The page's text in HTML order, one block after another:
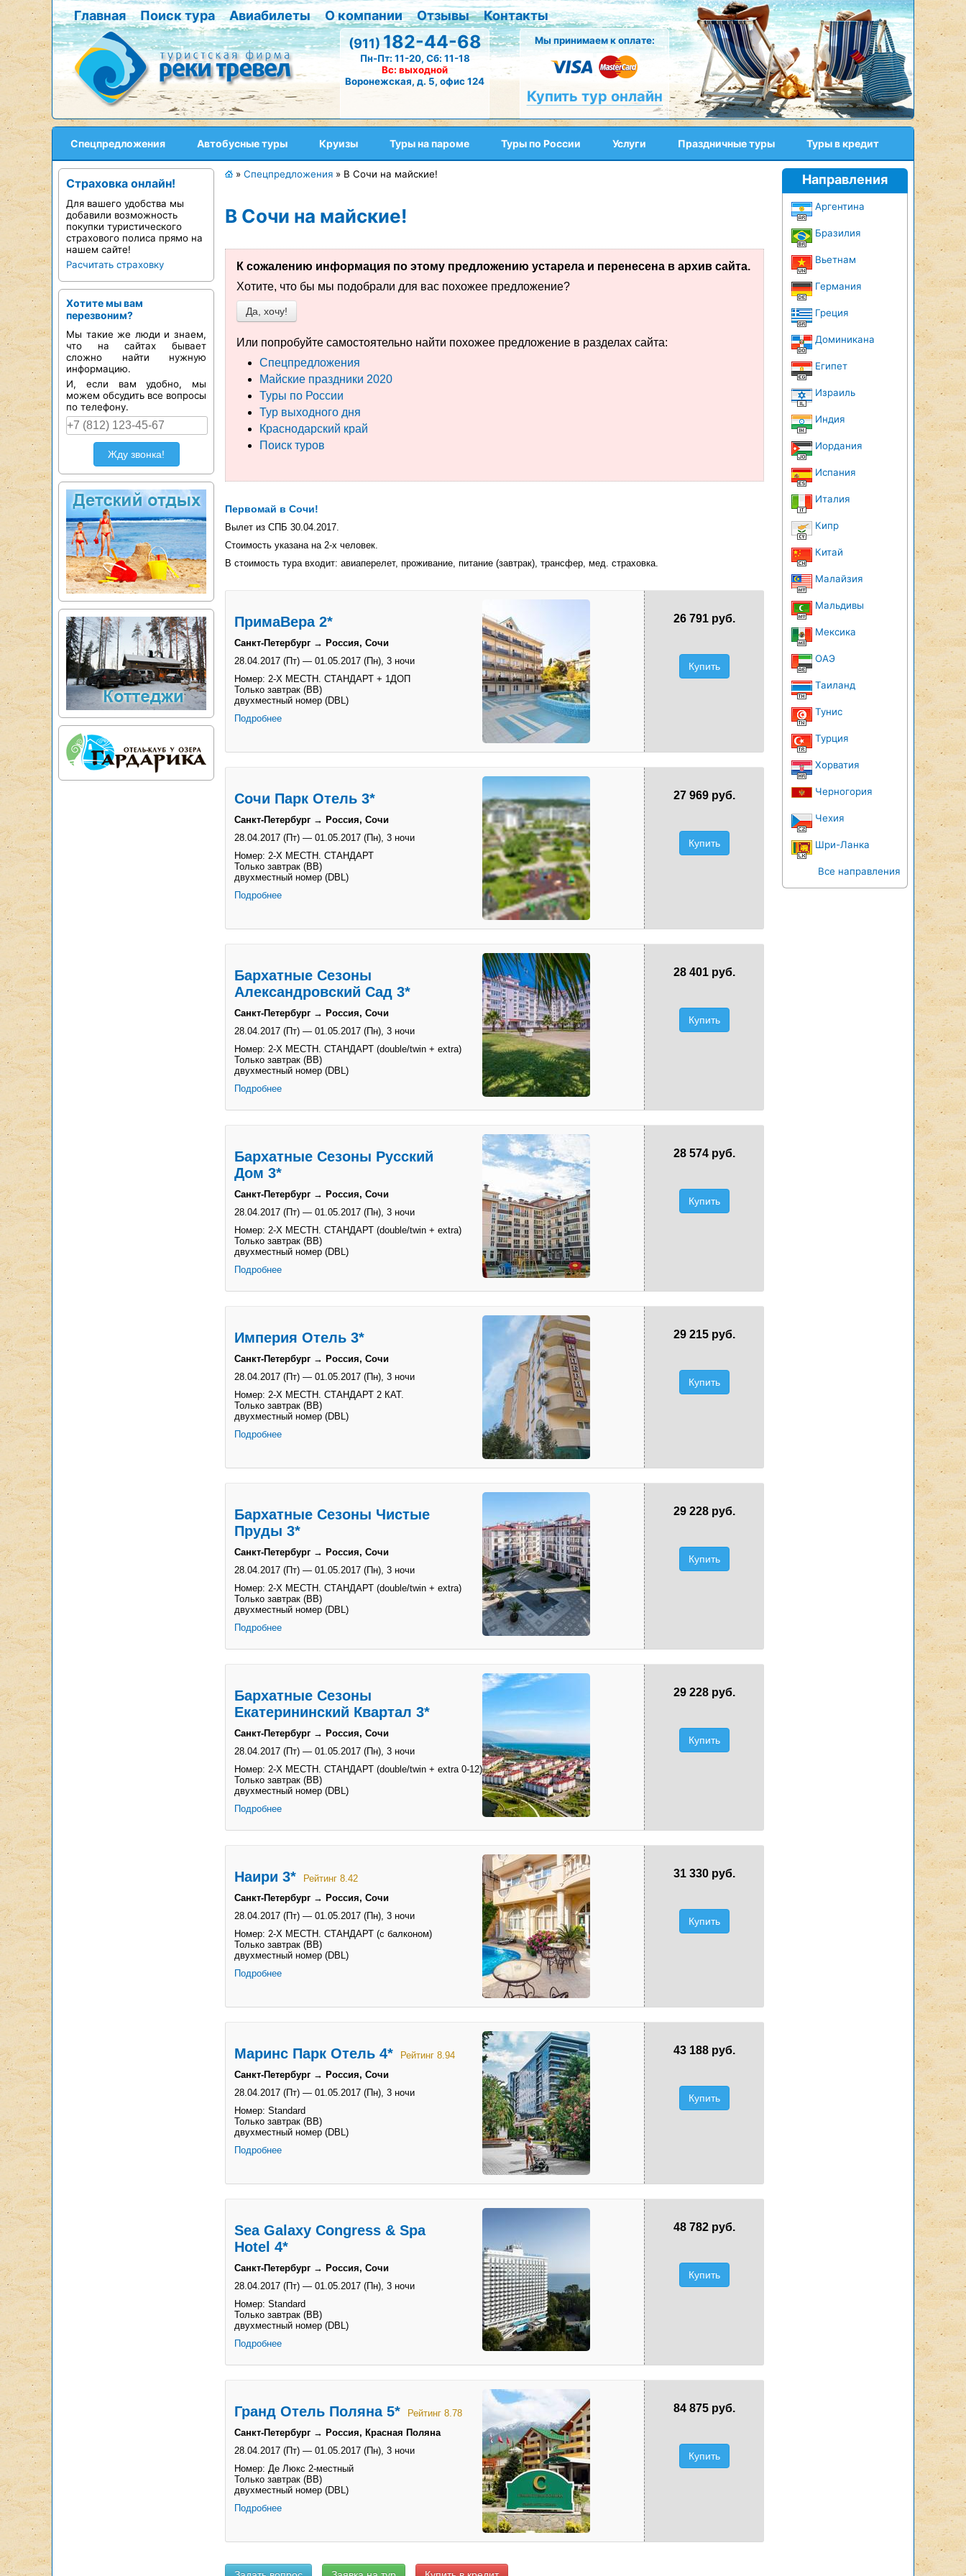
Главная Поиск тура Авиабилеты О компании Отзывы
Контакты
(911)182-44-68
Пн-Пт: 11-20, Сб: 11-18
Вс: выходной
Воронежская, д. 5, офис 124
Мы принимаем к оплате:
Купить тур онлайн
Спецпредложения Автобусные туры Круизы Туры на пароме Туры по России Услуги Праздничные туры Туры в кредит
Страховка онлайн!
Для вашего удобства мы
добавили возможность
покупки туристического
страхового полиса прямо на
нашем сайте!
Расчитать страховку
Хотите мы вам
перезвоним?
Мы такие же люди и знаем,
что на сайтах бывает
сложно найти нужную
информацию.
И, если вам удобно, мы
можем обсудить все вопросы
по телефону.
Жду звонка!
» Спецпредложения » В Сочи на майские!
В Сочи на майские!
К сожалению информация по этому предложению устарела и перенесена в архив сайта.
Хотите, что бы мы подобрали для вас похожее предложение?
Да, хочу!
Или попробуйте самостоятельно найти похожее предложение в разделах сайта:
Спецпредложения
Майские праздники 2020
Туры по России
Тур выходного дня
Краснодарский край
Поиск туров
Первомай в Сочи!
Вылет из СПБ 30.04.2017.
Стоимость указана на 2-х человек.
В стоимость тура входит: авиаперелет, проживание, питание (завтрак), трансфер, мед. страховка.
ПримаВера 2*
Санкт-Петербург → Россия, Сочи
28.04.2017 (Пт) — 01.05.2017 (Пн), 3 ночи
Номер: 2-Х МЕСТН. СТАНДАРТ + 1ДОП
Только завтрак (BB)
двухместный номер (DBL)
Подробнее
26 791 руб.
Купить
Сочи Парк Отель 3*
Санкт-Петербург → Россия, Сочи
28.04.2017 (Пт) — 01.05.2017 (Пн), 3 ночи
Номер: 2-Х МЕСТН. СТАНДАРТ
Только завтрак (BB)
двухместный номер (DBL)
Подробнее
27 969 руб.
Купить
Бархатные Сезоны
Александровский Сад 3*
Санкт-Петербург → Россия, Сочи
28.04.2017 (Пт) — 01.05.2017 (Пн), 3 ночи
Номер: 2-Х МЕСТН. СТАНДАРТ (double/twin + extra)
Только завтрак (BB)
двухместный номер (DBL)
Подробнее
28 401 руб.
Купить
Бархатные Сезоны Русский
Дом 3*
Санкт-Петербург → Россия, Сочи
28.04.2017 (Пт) — 01.05.2017 (Пн), 3 ночи
Номер: 2-Х МЕСТН. СТАНДАРТ (double/twin + extra)
Только завтрак (BB)
двухместный номер (DBL)
Подробнее
28 574 руб.
Купить
Империя Отель 3*
Санкт-Петербург → Россия, Сочи
28.04.2017 (Пт) — 01.05.2017 (Пн), 3 ночи
Номер: 2-Х МЕСТН. СТАНДАРТ 2 КАТ.
Только завтрак (BB)
двухместный номер (DBL)
Подробнее
29 215 руб.
Купить
Бархатные Сезоны Чистые
Пруды 3*
Санкт-Петербург → Россия, Сочи
28.04.2017 (Пт) — 01.05.2017 (Пн), 3 ночи
Номер: 2-Х МЕСТН. СТАНДАРТ (double/twin + extra)
Только завтрак (BB)
двухместный номер (DBL)
Подробнее
29 228 руб.
Купить
Бархатные Сезоны
Екатерининский Квартал 3*
Санкт-Петербург → Россия, Сочи
28.04.2017 (Пт) — 01.05.2017 (Пн), 3 ночи
Номер: 2-Х МЕСТН. СТАНДАРТ (double/twin + extra 0-12)
Только завтрак (BB)
двухместный номер (DBL)
Подробнее
29 228 руб.
Купить
Наири 3*
Рейтинг 8.42
Санкт-Петербург → Россия, Сочи
28.04.2017 (Пт) — 01.05.2017 (Пн), 3 ночи
Номер: 2-Х МЕСТН. СТАНДАРТ (с балконом)
Только завтрак (BB)
двухместный номер (DBL)
Подробнее
31 330 руб.
Купить
Маринс Парк Отель 4*
Рейтинг 8.94
Санкт-Петербург → Россия, Сочи
28.04.2017 (Пт) — 01.05.2017 (Пн), 3 ночи
Номер: Standard
Только завтрак (BB)
двухместный номер (DBL)
Подробнее
43 188 руб.
Купить
Sea Galaxy Congress & Spa
Hotel 4*
Санкт-Петербург → Россия, Сочи
28.04.2017 (Пт) — 01.05.2017 (Пн), 3 ночи
Номер: Standard
Только завтрак (BB)
двухместный номер (DBL)
Подробнее
48 782 руб.
Купить
Гранд Отель Поляна 5*
Рейтинг 8.78
Санкт-Петербург → Россия, Красная Поляна
28.04.2017 (Пт) — 01.05.2017 (Пн), 3 ночи
Номер: Де Люкс 2-местный
Только завтрак (BB)
двухместный номер (DBL)
Подробнее
84 875 руб.
Купить
Направления
Аргентина
Бразилия
Вьетнам
Германия
Греция
Доминикана
Египет
Израиль
Индия
Иордания
Испания
Италия
Кипр
Китай
Малайзия
Мальдивы
Мексика
ОАЭ
Таиланд
Тунис
Турция
Хорватия
Черногория
Чехия
Шри-Ланка
Все направления